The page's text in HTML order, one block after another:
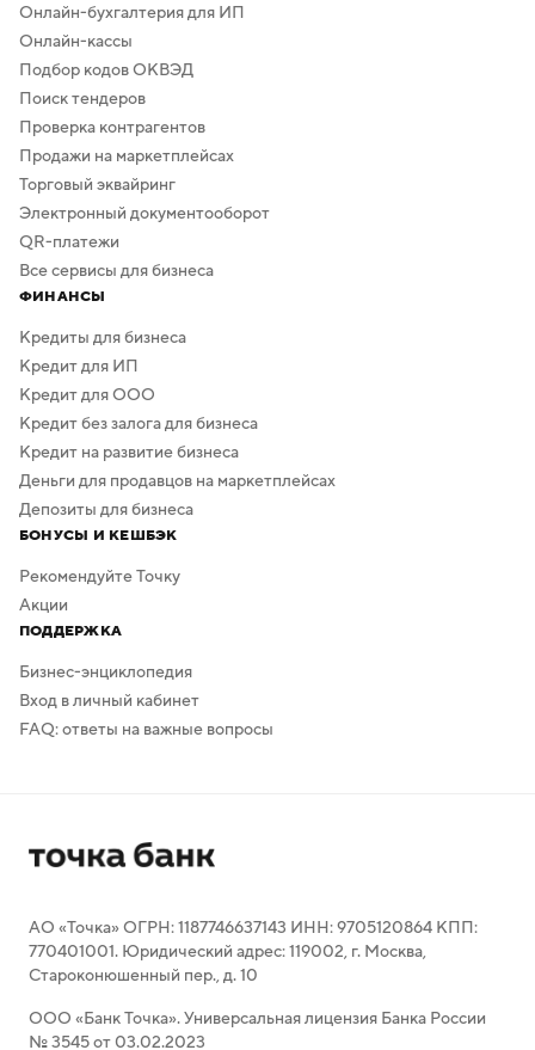
Онлайн-бухгалтерия для ИП
Онлайн-кассы
Подбор кодов ОКВЭД
Поиск тендеров
Проверка контрагентов
Продажи на маркетплейсах
Торговый эквайринг
Электронный документооборот
QR-платежи
Все сервисы для бизнеса
ФИНАНСЫ
Кредиты для бизнеса
Кредит для ИП
Кредит для ООО
Кредит без залога для бизнеса
Кредит на развитие бизнеса
Деньги для продавцов на маркетплейсах
Депозиты для бизнеса
БОНУСЫ И КЕШБЭК
Рекомендуйте Точку
Акции
ПОДДЕРЖКА
Бизнес-энциклопедия
Вход в личный кабинет
FAQ: ответы на важные вопросы
АО «Точка» ОГРН: 1187746637143 ИНН: 9705120864 КПП:
770401001. Юридический адрес: 119002, г. Москва,
Староконюшенный пер., д. 10
ООО «Банк Точка». Универсальная лицензия Банка России
№ 3545 от 03.02.2023